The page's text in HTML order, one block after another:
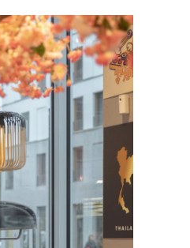
eux aussi, besoin
esthétique,
leurs salariés.
Claire-Marie
enaménagement
EN SAVOIR PLUS